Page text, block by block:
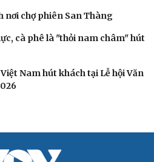
nơi chợ phiên San Thàng
cà phê là "thỏi nam châm" hút
Nam hút khách tại Lễ hội Văn